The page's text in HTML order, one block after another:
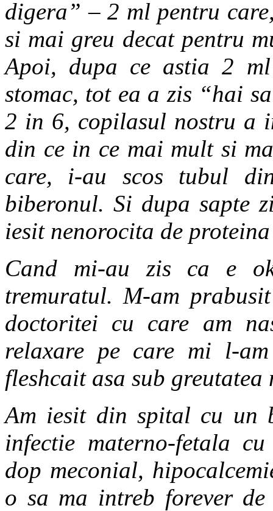
digera” – 2 ml pentru
si mai greu decat pentru
Apoi, dupa ce astia 2
stomac, tot ea a zis “hai
2 in 6, copilasul nostru a
din ce in ce mai mult si
care, i-au scos tubul
biberonul. Si dupa sapte
iesit nenorocita de
Cand mi-au zis ca e
tremuratul. M-am
doctoritei cu care am
relaxare pe care mi l-
fleshcait asa sub greutatea
Am iesit din spital cu un
infectie materno-fetala
dop meconial,
o sa ma intreb forever